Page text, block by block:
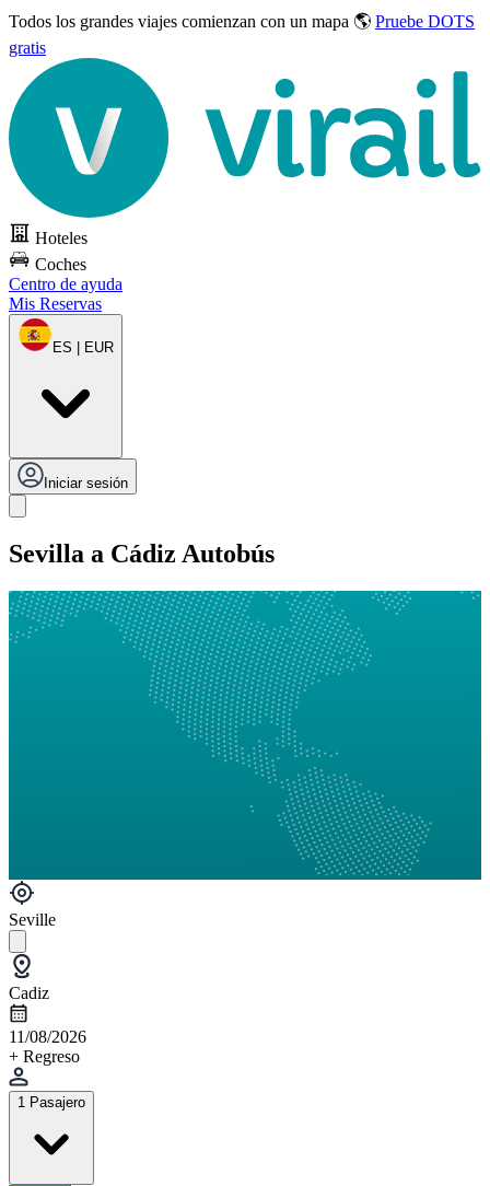
Todos los grandes viajes comienzan con un mapa 🌎 Pruebe DOTS
gratis
Hoteles
Coches
Centro de ayuda
Mis Reservas
ES | EUR
Iniciar sesión
Sevilla a Cádiz Autobús
Seville
Cadiz
11/08/2026
+ Regreso
1 Pasajero